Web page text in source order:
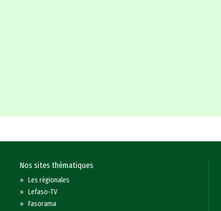
Nos sites thématiques
»Les régionales
»Lefaso-TV
»Fasorama